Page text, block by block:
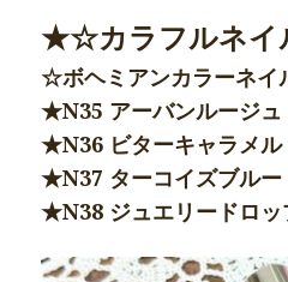
★☆カラフルネ
☆ボヘミアンカラーネ
★N35 アーバンルージ
★N36 ビターキャラメル
★N37 ターコイズブルー
★N38 ジュエリードロッ